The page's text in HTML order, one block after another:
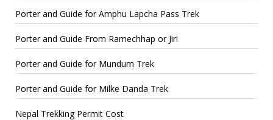
Porter and Guide for Amphu Lapcha Pass Trek
Porter and Guide From Ramechhap or Jiri
Porter and Guide for Mundum Trek
Porter and Guide for Milke Danda Trek
Nepal Trekking Permit Cost